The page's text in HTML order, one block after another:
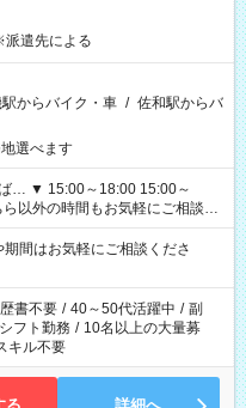
遣先による
からバイク・車 / 佐和駅からバ
選べます
間はお気軽にご相談くださ
書不要 / 40～50代活躍中 / 副
シフト勤務 / 10名以上の大量募
キル不要